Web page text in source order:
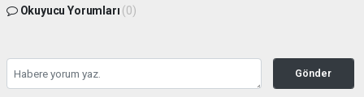
Okuyucu Yorumları (0)
Gönder